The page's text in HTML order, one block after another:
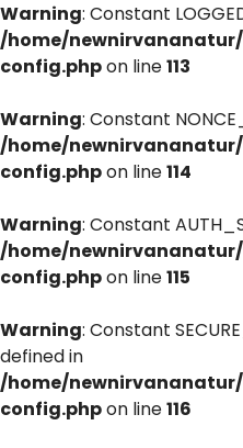
Warning: Constant
/home/
config.phpon line113
Warning: Constant
/home/
config.phpon line114
Warning: Constant
/home/
config.phpon line115
Warning: Constant
defined in
/home/
config.phpon line116